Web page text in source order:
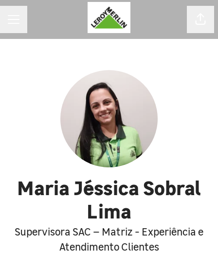
Maria Jéssica Sobral
Lima
Supervisora SAC – Matriz - Experiência e
Atendimento Clientes